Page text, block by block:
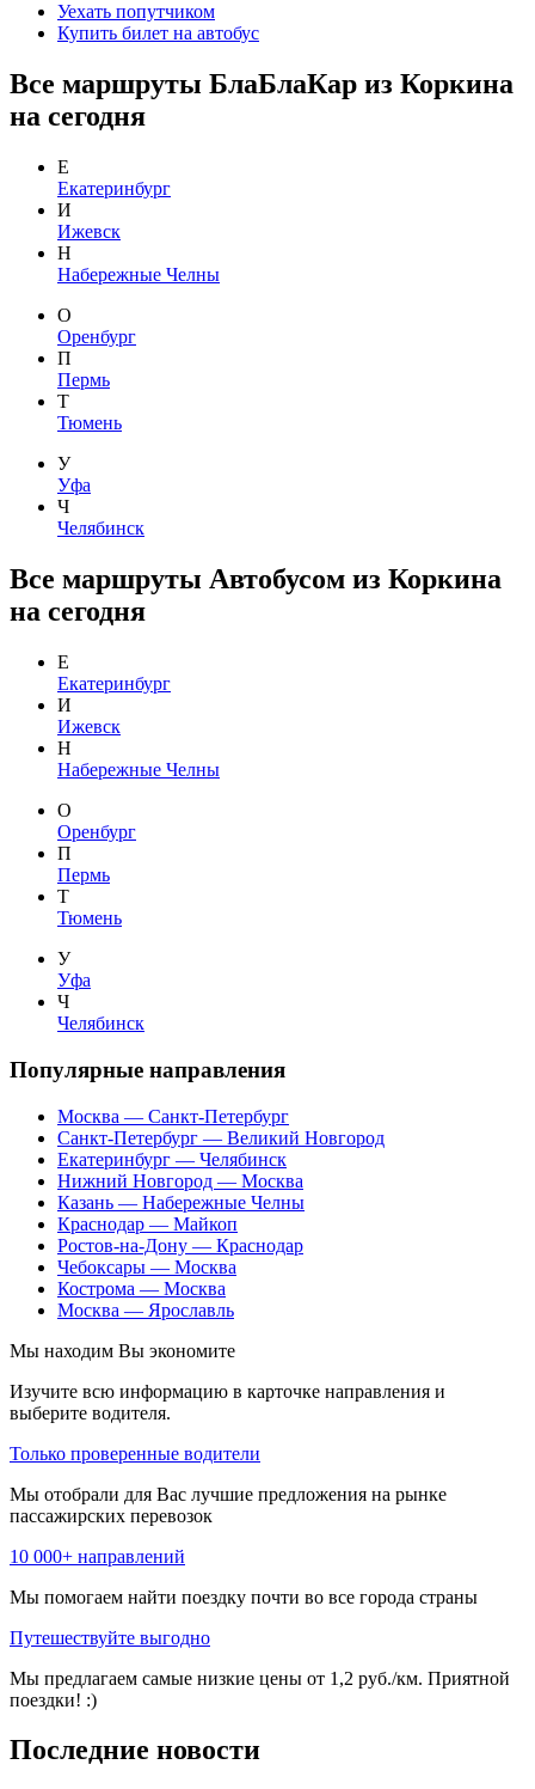
Уехать попутчиком
Купить билет на автобус
Все маршруты БлаБлаКар из Коркина
на сегодня
Е
Екатеринбург
И
Ижевск
Н
Набережные Челны
О
Оренбург
П
Пермь
Т
Тюмень
У
Уфа
Ч
Челябинск
Все маршруты Автобусом из Коркина
на сегодня
Е
Екатеринбург
И
Ижевск
Н
Набережные Челны
О
Оренбург
П
Пермь
Т
Тюмень
У
Уфа
Ч
Челябинск
Популярные направления
Москва — Санкт-Петербург
Санкт-Петербург — Великий Новгород
Екатеринбург — Челябинск
Нижний Новгород — Москва
Казань — Набережные Челны
Краснодар — Майкоп
Ростов-на-Дону — Краснодар
Чебоксары — Москва
Кострома — Москва
Москва — Ярославль
Мы находим Вы экономите
Изучите всю информацию в карточке направления и
выберите водителя.
Только проверенные водители
Мы отобрали для Вас лучшие предложения на рынке
пассажирских перевозок
10 000+ направлений
Мы помогаем найти поездку почти во все города страны
Путешествуйте выгодно
Мы предлагаем самые низкие цены от 1,2 руб./км. Приятной
поездки! :)
Последние новости